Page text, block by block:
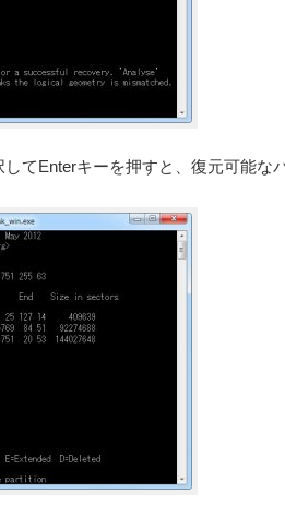
てEnterキーを押すと、復元可能な